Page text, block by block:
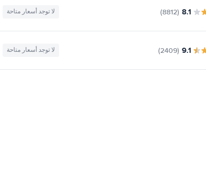
8.1
(8812) لا توجد أسعار متاحة
9.1
(2409) لا توجد أسعار متاحة